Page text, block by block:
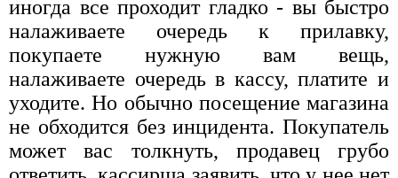
иногда все проходит гладко - вы быстро
налаживаете очередь к прилавку,
покупаете нужную вам вещь,
налаживаете очередь в кассу, платите и
уходите. Но обычно посещение магазина
не обходится без инцидента. Покупатель
может вас толкнуть, продавец грубо